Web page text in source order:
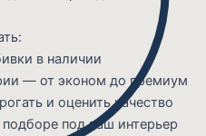
в наличии
— от эконом до премиум
и оценить качество
под ваш интерьер